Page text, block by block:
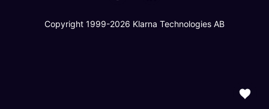
Copyright 1999-2026 Klarna Technologies AB